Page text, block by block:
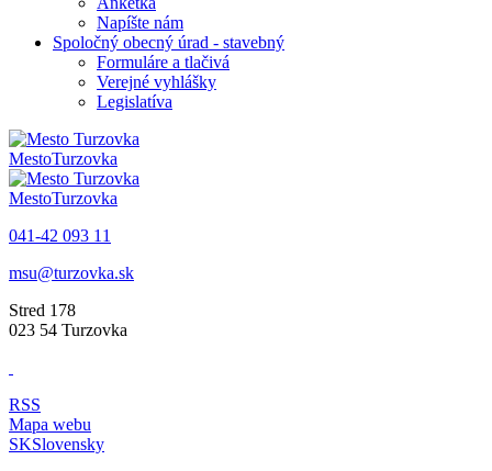
Napíšte nám
Spoločný obecný úrad - stavebný
Formuláre a tlačivá
Verejné vyhlášky
Legislatíva
MestoTurzovka
MestoTurzovka
041-42 093 11
msu@turzovka.sk
Stred 178
023 54 Turzovka
RSS
Mapa webu
SKSlovensky